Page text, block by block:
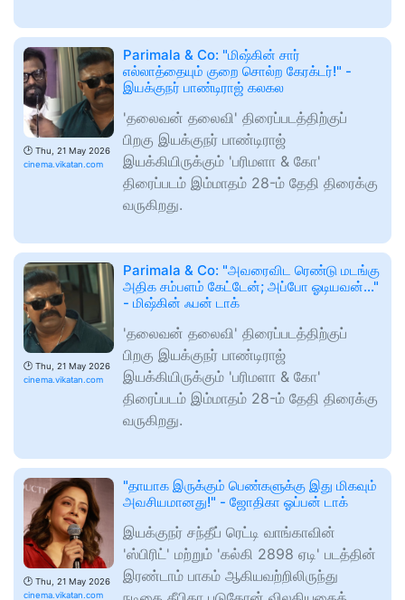
🕑 Thu, 21 May 2026
cinema.vikatan.com
Parimala & Co: "மிஷ்கின் சார்
எல்லாத்தையும் குறை சொல்ற கேரக்டர்!" -
இயக்குநர் பாண்டிராஜ் கலகல
'தலைவன் தலைவி' திரைப்படத்திற்குப்
பிறகு இயக்குநர் பாண்டிராஜ்
இயக்கியிருக்கும் 'பரிமளா & கோ'
திரைப்படம் இம்மாதம் 28-ம் தேதி திரைக்கு
வருகிறது.
🕑 Thu, 21 May 2026
cinema.vikatan.com
Parimala & Co: "அவரைவிட ரெண்டு மடங்கு
அதிக சம்பளம் கேட்டேன்; அப்போ ஓடியவன்..."
- மிஷ்கின் ஃபன் டாக்
'தலைவன் தலைவி' திரைப்படத்திற்குப்
பிறகு இயக்குநர் பாண்டிராஜ்
இயக்கியிருக்கும் 'பரிமளா & கோ'
திரைப்படம் இம்மாதம் 28-ம் தேதி திரைக்கு
வருகிறது.
🕑 Thu, 21 May 2026
cinema.vikatan.com
"தாயாக இருக்கும் பெண்களுக்கு இது மிகவும்
அவசியமானது!" - ஜோதிகா ஓப்பன் டாக்
இயக்குநர் சந்தீப் ரெட்டி வாங்காவின்
'ஸ்பிரிட்' மற்றும் 'கல்கி 2898 ஏடி' படத்தின்
இரண்டாம் பாகம் ஆகியவற்றிலிருந்து